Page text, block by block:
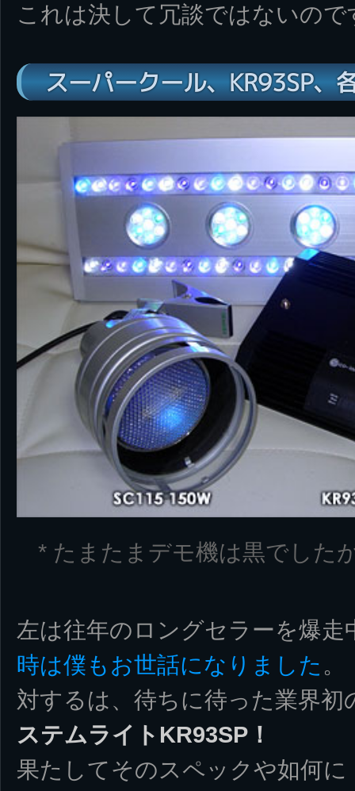
これは決して冗談ではないので
スーパークール、KR93SP、
* たまたまデモ機は黒でした
左は往年のロングセラーを爆走
時は僕もお世話になりました 。
対するは、待ちに待った業界初
ステムライトKR93SP！
果たしてそのスペックや如何に